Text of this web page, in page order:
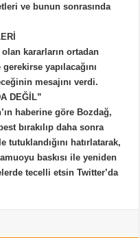
ve bunun sonrasında
kararların ortadan
yapılacağını
mesajını verdi.
DEĞİL”
haberine göre Bozdağ,
bırakılıp daha sonra
tutuklandığını hatırlatarak,
baskısı ile yeniden
tecelli etsin Twitter’da